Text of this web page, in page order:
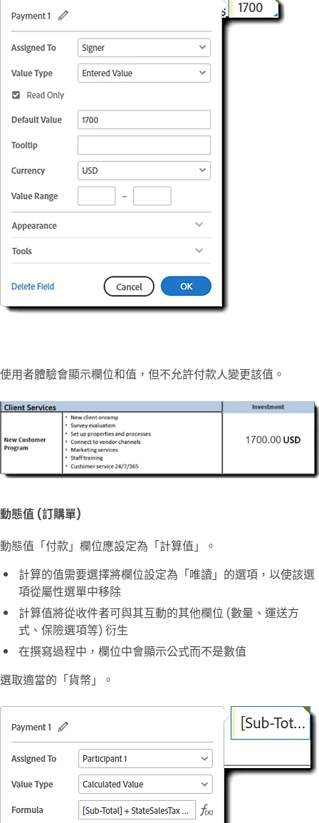
使用者體驗會顯示欄位和值，但不允許付款人變更該值。
動態值 (訂購單)
動態值「付款」欄位應設定為「計算值 」。
計算的值需要選擇將欄位設定為「唯讀 」的選項，以使該選
項從屬性選單中移除
計算值將從收件者可與其互動的其他欄位 (數量、運送方
式、保險選項等) 衍生
在撰寫過程中，欄位中會顯示公式而不是數值
選取適當的 「貨幣」 。